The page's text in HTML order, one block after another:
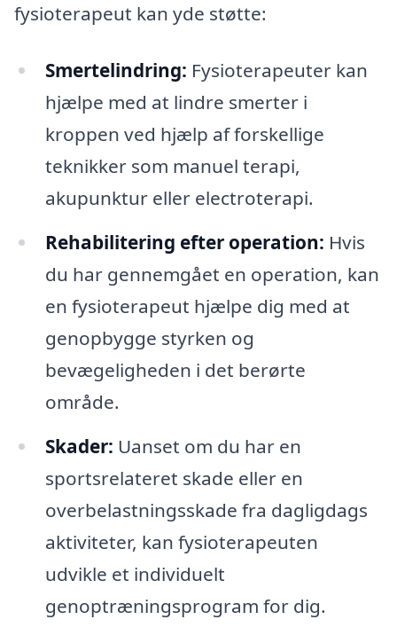
fysioterapeut kan yde støtte:
Smertelindring: Fysioterapeuter kan
hjælpe med at lindre smerter i
kroppen ved hjælp af forskellige
teknikker som manuel terapi,
akupunktur eller electroterapi.
Rehabilitering efter operation: Hvis
du har gennemgået en operation, kan
en fysioterapeut hjælpe dig med at
genopbygge styrken og
bevægeligheden i det berørte
område.
Skader: Uanset om du har en
sportsrelateret skade eller en
overbelastningsskade fra dagligdags
aktiviteter, kan fysioterapeuten
udvikle et individuelt
genoptræningsprogram for dig.